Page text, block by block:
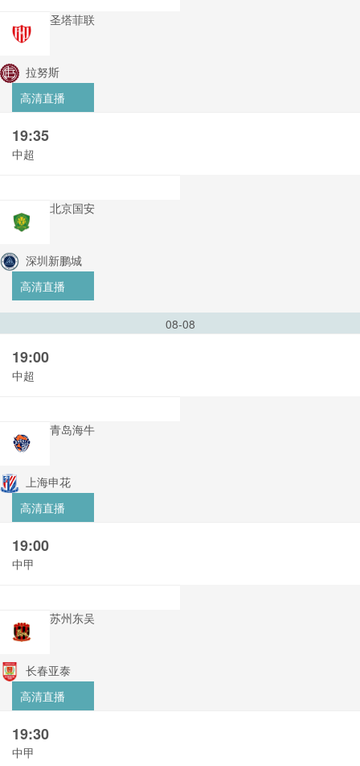
圣塔菲联
拉努斯
高清直播
19:35
中超
北京国安
深圳新鹏城
高清直播
08-08
19:00
中超
青岛海牛
上海申花
高清直播
19:00
中甲
苏州东吴
长春亚泰
高清直播
19:30
中甲